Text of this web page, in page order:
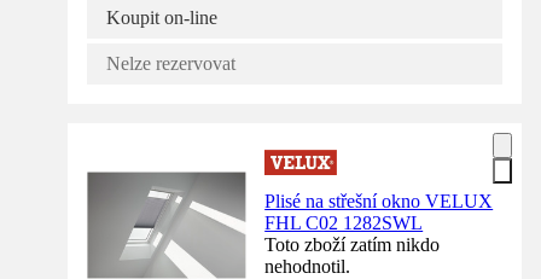
Koupit on-line
Nelze rezervovat
Plisé na střešní okno VELUX
FHL C02 1282SWL
Toto zboží zatím nikdo
nehodnotil.